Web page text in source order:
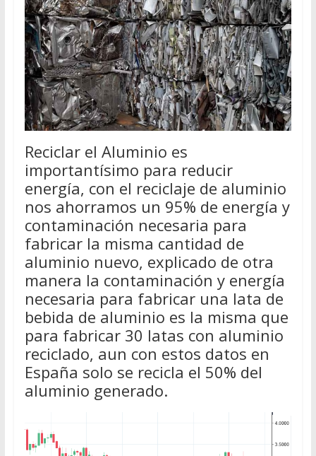
Reciclar el Aluminio es
importantísimo para reducir
energía, con el reciclaje de aluminio
nos ahorramos un 95% de energía y
contaminación necesaria para
fabricar la misma cantidad de
aluminio nuevo, explicado de otra
manera la contaminación y energía
necesaria para fabricar una lata de
bebida de aluminio es la misma que
para fabricar 30 latas con aluminio
reciclado, aun con estos datos en
España solo se recicla el 50% del
aluminio generado.